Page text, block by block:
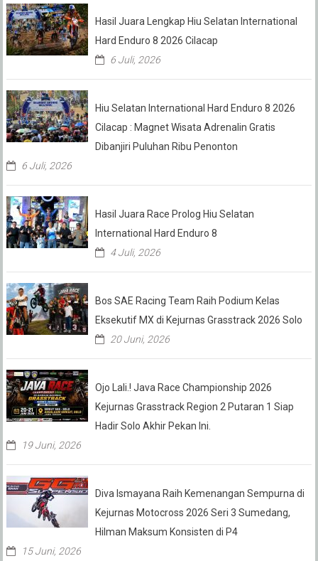
Hasil Juara Lengkap Hiu Selatan International
Hard Enduro 8 2026 Cilacap
6 Juli, 2026
Hiu Selatan International Hard Enduro 8 2026
Cilacap : Magnet Wisata Adrenalin Gratis
Dibanjiri Puluhan Ribu Penonton
6 Juli, 2026
Hasil Juara Race Prolog Hiu Selatan
International Hard Enduro 8
4 Juli, 2026
Bos SAE Racing Team Raih Podium Kelas
Eksekutif MX di Kejurnas Grasstrack 2026 Solo
20 Juni, 2026
Ojo Lali.! Java Race Championship 2026
Kejurnas Grasstrack Region 2 Putaran 1 Siap
Hadir Solo Akhir Pekan Ini.
19 Juni, 2026
Diva Ismayana Raih Kemenangan Sempurna di
Kejurnas Motocross 2026 Seri 3 Sumedang,
Hilman Maksum Konsisten di P4
15 Juni, 2026